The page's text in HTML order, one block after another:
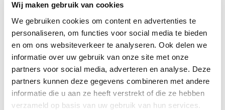
Wij maken gebruik van cookies
We gebruiken cookies om content en advertenties te
personaliseren, om functies voor social media te bieden
en om ons websiteverkeer te analyseren. Ook delen we
informatie over uw gebruik van onze site met onze
partners voor social media, adverteren en analyse. Deze
partners kunnen deze gegevens combineren met andere
informatie die u aan ze heeft verstrekt of die ze hebben
verzameld op basis van uw gebruik van hun services.
Lees ook
Interview
Marion Koopmans over online
bedreigingen en desinformatie:
‘Wetenschappers, kom die
ivoren toren uit’